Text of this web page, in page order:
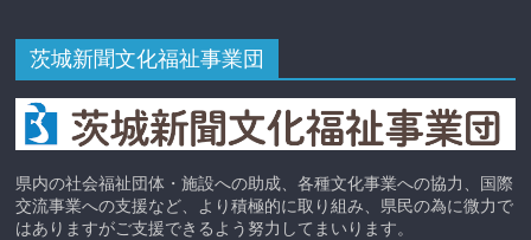
茨城新聞文化福祉事業団
県内の社会福祉団体・施設への助成、各種文化事業への協力、国際
交流事業への支援など、より積極的に取り組み、県民の為に微力で
はありますがご支援できるよう努力してまいります。